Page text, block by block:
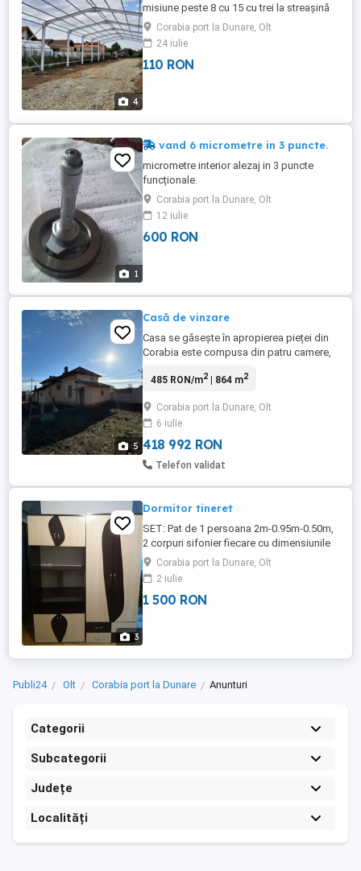
4
misiune peste 8 cu 15 cu trei la streașină
nouă Cu 20 cu patru la streașină 11 cu 25
cu patru la streașină 14 cu 40 cu patru la
streașină mai multe detalii la număr de
telefon schimb variante
Corabia port la Dunare, Olt
24 iulie
110 RON
1
vand 6 micrometre in 3 puncte.
micrometre interior alezaj in 3 puncte
funcționale.
Corabia port la Dunare, Olt
12 iulie
600 RON
5
Casă de vinzare
Casa se găsește în apropierea pieței din
Corabia este compusa din patru camere,
este de 864m pătrați, necesită renovare.
de fosă septică, electricitate și gaze la
gaze trebuie să vă racordați. Are anexe
precum magazie ...
485 RON/m2| 864 m2
Corabia port la Dunare, Olt
6 iulie
418 992 RON
Telefon validat
3
Dormitor tineret
SET: Pat de 1 persoana 2m-0.95m-0.50m,
2 corpuri sifonier fiecare cu dimensiunile
de 2m-0.80m-0.50m si o etajera 2.10m-
0.70m cu trei nivele.
Corabia port la Dunare, Olt
2 iulie
1 500 RON
Publi24 Olt Corabia port la Dunare Anunturi
Categorii
Subcategorii
Județe
Localități